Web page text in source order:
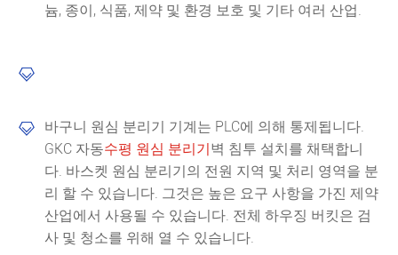
늄, 종이, 식품, 제약 및 환경 보호 및 기타 여러 산업.


바구니 원심 분리기 기계는 PLC에 의해 통제됩니다.
GKC 자동수평 원심 분리기벽 침투 설치를 채택합니
다. 바스켓 원심 분리기의 전원 지역 및 처리 영역을 분
리 할 수 있습니다. 그것은 높은 요구 사항을 가진 제약
산업에서 사용될 수 있습니다. 전체 하우징 버킷은 검
사 및 청소를 위해 열 수 있습니다.